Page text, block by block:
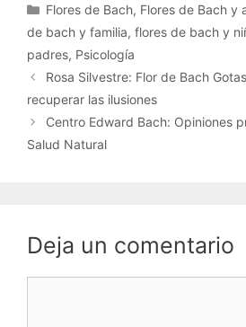
Categorías
Flores de Bach, Flores de Bach y
de bach y familia, flores de bach y
padres, Psicología
Rosa Silvestre: Flor de Bach
recuperar las ilusiones
Centro Edward Bach: Opiniones
Salud Natural
Deja un comentario